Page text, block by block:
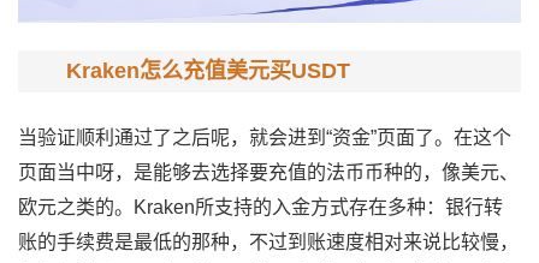
Kraken怎么充值美元买USDT
当验证顺利通过了之后呢，就会进到“资金”页面了。在这个
页面当中呀，是能够去选择要充值的法币币种的，像美元、
欧元之类的。Kraken所支持的入金方式存在多种：银行转
账的手续费是最低的那种，不过到账速度相对来说比较慢，